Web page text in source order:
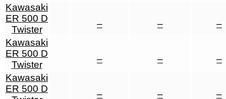
Kawasaki
ER 500 D
Twister
– –
–
Kawasaki
ER 500 D
Twister
– –
–
Kawasaki
ER 500 D
– –
–